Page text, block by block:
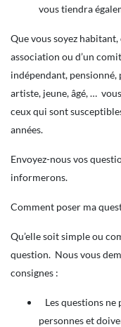
vous tiendra
Que vous soyez
association ou d’un
indépendant,
artiste, jeune, âgé, …
ceux qui sont
années.
Envoyez-nous vos
informerons.
Comment poser ma
Qu’elle soit simple ou
question. Nous vous
consignes :
Les questions
personnes et